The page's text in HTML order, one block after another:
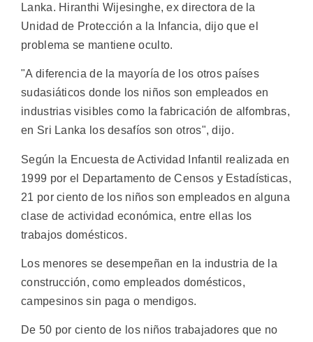
Lanka. Hiranthi Wijesinghe, ex directora de la
Unidad de Protección a la Infancia, dijo que el
problema se mantiene oculto.
"A diferencia de la mayoría de los otros países
sudasiáticos donde los niños son empleados en
industrias visibles como la fabricación de alfombras,
en Sri Lanka los desafíos son otros", dijo.
Según la Encuesta de Actividad Infantil realizada en
1999 por el Departamento de Censos y Estadísticas,
21 por ciento de los niños son empleados en alguna
clase de actividad económica, entre ellas los
trabajos domésticos.
Los menores se desempeñan en la industria de la
construcción, como empleados domésticos,
campesinos sin paga o mendigos.
De 50 por ciento de los niños trabajadores que no